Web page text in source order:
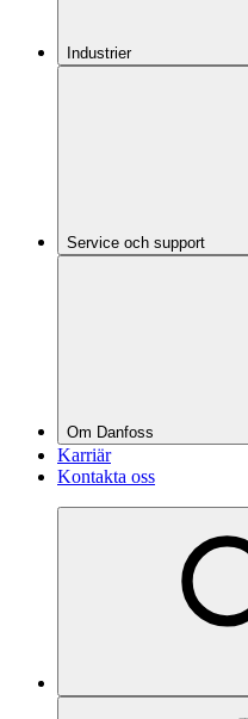
Industrier
Service och support
Om Danfoss
Karriär
Kontakta oss